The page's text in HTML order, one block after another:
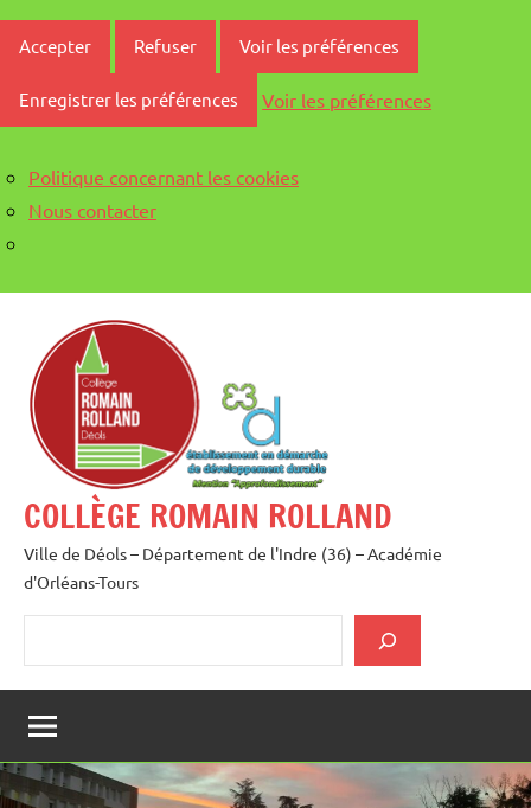
Accepter Refuser Voir les préférences
Enregistrer les préférences Voir les préférences
Politique concernant les cookies
Nous contacter
contenu
COLLÈGE ROMAIN ROLLAND
Ville de Déols – Département de l'Indre (36) – Académie
d'Orléans-Tours